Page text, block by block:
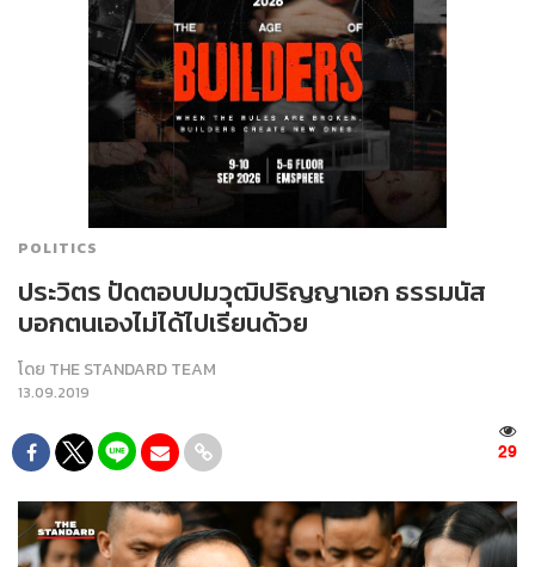
POLITICS
ประวิตร ปัดตอบปมวุฒิปริญญาเอก ธรรมนัส
บอกตนเองไม่ได้ไปเรียนด้วย
โดย THE STANDARD TEAM
13.09.2019
29